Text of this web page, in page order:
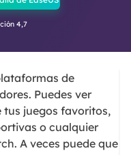
4,7
de
Puedes ver
tus juegos favoritos,
o cualquier
A veces puede que